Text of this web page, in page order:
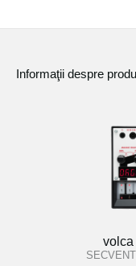
Informaţii despre
volca